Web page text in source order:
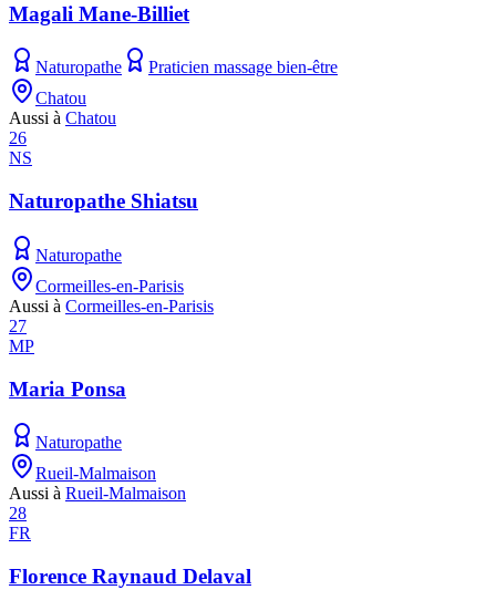
Magali Mane-Billiet
Naturopathe
Praticien massage bien-être
Chatou
Aussi à Chatou
26
NS
Naturopathe Shiatsu
Naturopathe
Cormeilles-en-Parisis
Aussi à Cormeilles-en-Parisis
27
MP
Maria Ponsa
Naturopathe
Rueil-Malmaison
Aussi à Rueil-Malmaison
28
FR
Florence Raynaud Delaval